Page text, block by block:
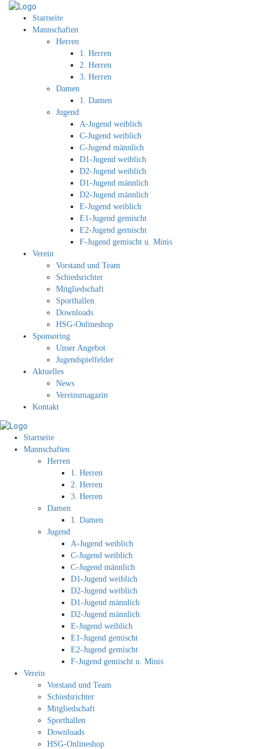
Startseite
Mannschaften
Herren
1. Herren
2. Herren
3. Herren
Damen
1. Damen
Jugend
A-Jugend weiblich
C-Jugend weiblich
C-Jugend männlich
D1-Jugend weiblich
D2-Jugend weiblich
D1-Jugend männlich
D2-Jugend männlich
E-Jugend weiblich
E1-Jugend gemischt
E2-Jugend gemischt
F-Jugend gemischt u. Minis
Verein
Vorstand und Team
Schiedsrichter
Mitgliedschaft
Sporthallen
Downloads
HSG-Onlineshop
Sponsoring
Unser Angebot
Jugendspielfelder
Aktuelles
News
Vereinsmagazin
Kontakt
Startseite
Mannschaften
Herren
1. Herren
2. Herren
3. Herren
Damen
1. Damen
Jugend
A-Jugend weiblich
C-Jugend weiblich
C-Jugend männlich
D1-Jugend weiblich
D2-Jugend weiblich
D1-Jugend männlich
D2-Jugend männlich
E-Jugend weiblich
E1-Jugend gemischt
E2-Jugend gemischt
F-Jugend gemischt u. Minis
Verein
Vorstand und Team
Schiedsrichter
Mitgliedschaft
Sporthallen
Downloads
HSG-Onlineshop